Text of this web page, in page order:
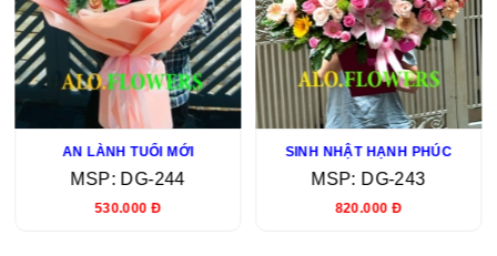
AN LÀNH TUỔI MỚI
MSP: DG-244
530.000 Đ
SINH NHẬT HẠNH PHÚC
MSP: DG-243
820.000 Đ